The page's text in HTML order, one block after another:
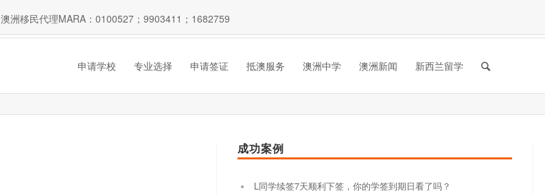
澳洲移民代理MARA：0100527；9903411；1682759
申请学校 专业选择 申请签证 抵澳服务 澳洲中学 澳洲新闻 新西兰留学
成功案例
L同学续签7天顺利下签，你的学签到期日看了吗？